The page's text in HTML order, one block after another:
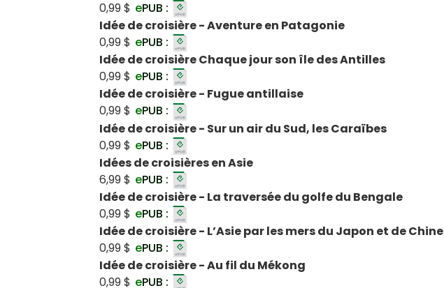
0,99 $ ePUB :
Idée de croisière - Aventure en Patagonie
0,99 $ ePUB :
Idée de croisière Chaque jour son île des Antilles
0,99 $ ePUB :
Idée de croisière - Fugue antillaise
0,99 $ ePUB :
Idée de croisière - Sur un air du Sud, les Caraïbes
0,99 $ ePUB :
Idées de croisières en Asie
6,99 $ ePUB :
Idée de croisière - La traversée du golfe du Bengale
0,99 $ ePUB :
Idée de croisière - L’Asie par les mers du Japon et de Chine
0,99 $ ePUB :
Idée de croisière - Au fil du Mékong
0,99 $ ePUB :